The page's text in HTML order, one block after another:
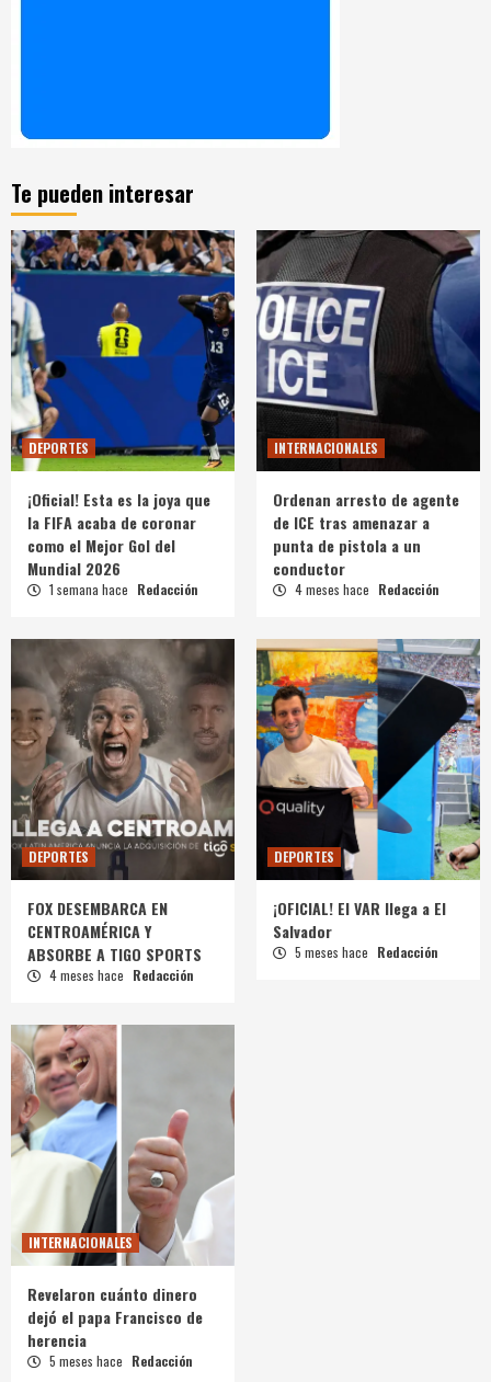
Te pueden interesar
DEPORTES
¡Oficial! Esta es la joya que
la FIFA acaba de coronar
como el Mejor Gol del
Mundial 2026
1 semana hace Redacción
INTERNACIONALES
Ordenan arresto de agente
de ICE tras amenazar a
punta de pistola a un
conductor
4 meses hace Redacción
DEPORTES
FOX DESEMBARCA EN
CENTROAMÉRICA Y
ABSORBE A TIGO SPORTS
4 meses hace Redacción
DEPORTES
¡OFICIAL! El VAR llega a El
Salvador
5 meses hace Redacción
INTERNACIONALES
Revelaron cuánto dinero
dejó el papa Francisco de
herencia
5 meses hace Redacción